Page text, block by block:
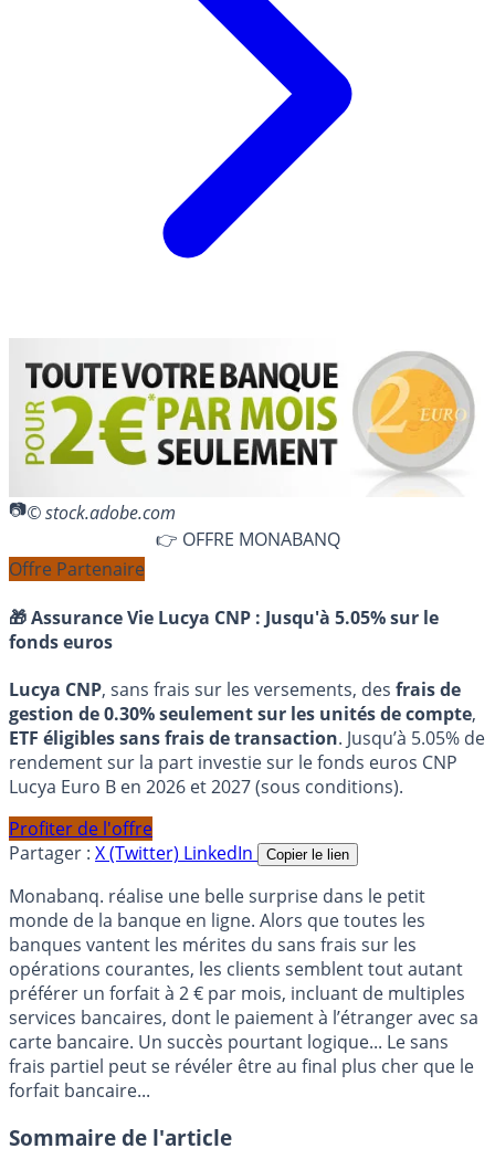
© stock.adobe.com
👉 OFFRE MONABANQ
Offre Partenaire
🎁 Assurance Vie Lucya CNP : Jusqu'à 5.05% sur le
fonds euros
Lucya CNP, sans frais sur les versements, des frais de
gestion de 0.30% seulement sur les unités de compte,
ETF éligibles sans frais de transaction. Jusqu’à 5.05% de
rendement sur la part investie sur le fonds euros CNP
Lucya Euro B en 2026 et 2027 (sous conditions).
Profiter de l'offre
Partager : X (Twitter) LinkedIn Copier le lien
Monabanq. réalise une belle surprise dans le petit
monde de la banque en ligne. Alors que toutes les
banques vantent les mérites du sans frais sur les
opérations courantes, les clients semblent tout autant
préférer un forfait à 2 € par mois, incluant de multiples
services bancaires, dont le paiement à l’étranger avec sa
carte bancaire. Un succès pourtant logique... Le sans
frais partiel peut se révéler être au final plus cher que le
forfait bancaire...
Sommaire de l'article